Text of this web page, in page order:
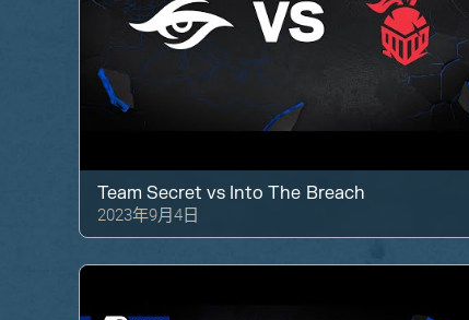
Team Secret vs Into The Breach
2023年9月4日